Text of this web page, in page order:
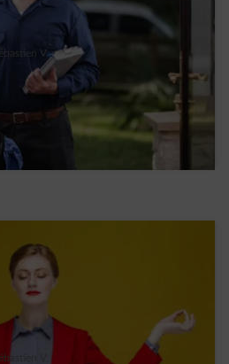
V.
loodgieter, …?
V.